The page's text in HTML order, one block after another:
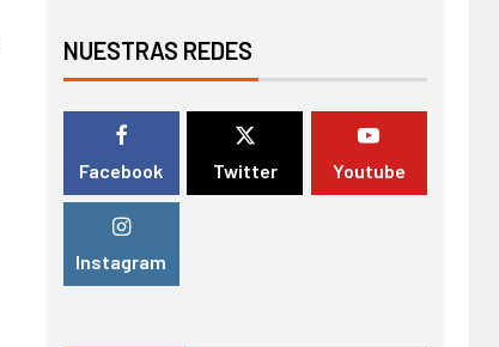
NUESTRAS REDES
Facebook Twitter Youtube
Instagram